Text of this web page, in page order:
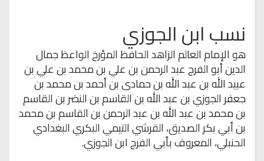
نسب ابن الجوزي
هو الإمام العالم الزاهد الحافظ المؤرخ الواعظ جمال
الدين أبو الفرج عبد الرحمن بن علي بن محمد بن علي بن
عبيد الله بن عبد الله بن حمادى بن أحمد بن محمد بن
جعفر الجوزي بن عبد الله بن القاسم بن النضر بن القاسم
بن محمد بن عبد الله بن عبد الرحمن بن القاسم بن محمد
بن أبي بكر الصديق، القرشي التيمي البكري البغدادي
الحنبلي، المعروف بأبي الفرج ابن الجوزي.